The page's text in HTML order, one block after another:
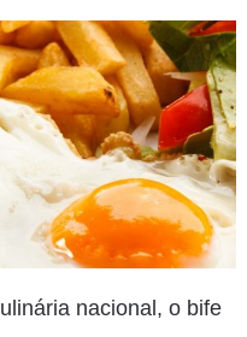
nacional, o bife